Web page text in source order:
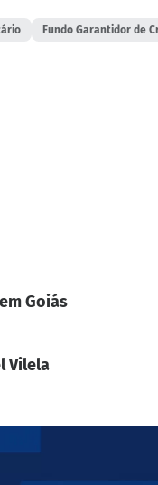
Fundo Garantidor de
Goiás
Vilela